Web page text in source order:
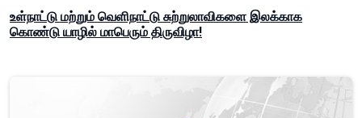
உள்நாட்டு மற்றும் வெளிநாட்டு சுற்றுலாவிகளை இலக்காக
கொண்டு யாழில் மாபெரும் திருவிழா!